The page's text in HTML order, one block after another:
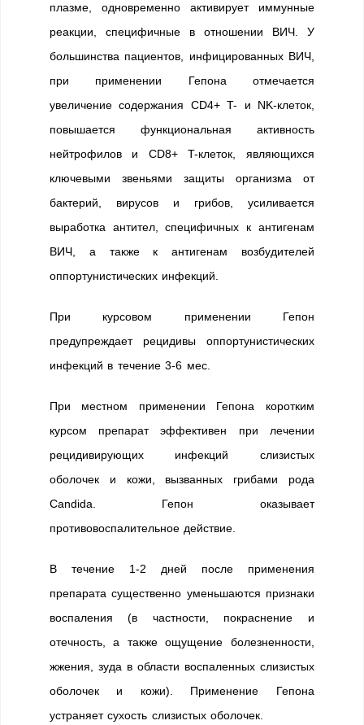
плазме, одновременно активирует иммунные
реакции, специфичные в отношении ВИЧ. У
большинства пациентов, инфицированных ВИЧ,
при применении Гепона отмечается
увеличение содержания CD4+ T- и NK-клеток,
повышается функциональная активность
нейтрофилов и CD8+ T-клеток, являющихся
ключевыми звеньями защиты организма от
бактерий, вирусов и грибов, усиливается
выработка антител, специфичных к антигенам
ВИЧ, а также к антигенам возбудителей
оппортунистических инфекций.
При курсовом применении Гепон
предупреждает рецидивы оппортунистических
инфекций в течение 3-6 мес.
При местном применении Гепона коротким
курсом препарат эффективен при лечении
рецидивирующих инфекций слизистых
оболочек и кожи, вызванных грибами рода
Candida. Гепон оказывает
противовоспалительное действие.
В течение 1-2 дней после применения
препарата существенно уменьшаются признаки
воспаления (в частности, покраснение и
отечность, а также ощущение болезненности,
жжения, зуда в области воспаленных слизистых
оболочек и кожи). Применение Гепона
устраняет сухость слизистых оболочек.